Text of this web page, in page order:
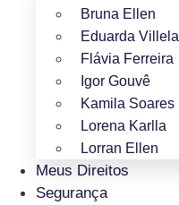
Bruna Ellen
Eduarda Villela
Flávia Ferreira
Igor Gouvê
Kamila Soares
Lorena Karlla
Lorran Ellen
Meus Direitos
Segurança